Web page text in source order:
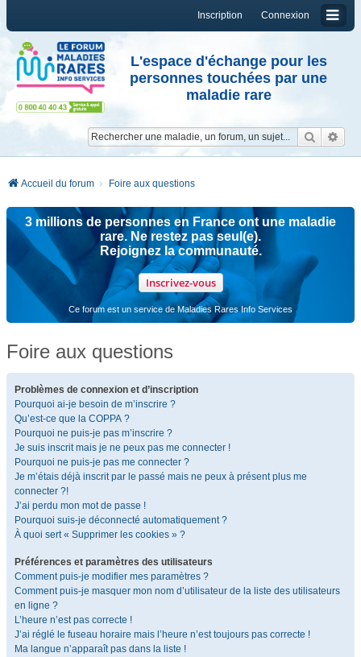
Connexion
Inscription
L'espace d'échange pour les
personnes touchées par une
maladie rare
Accueil du forum Foire aux questions
3 millions de personnes en France ont une maladie
rare. Ne restez pas seul(e).
Rejoignez la communauté.
Inscrivez-vous
Ce forum est un service de Maladies Rares Info Services
Foire aux questions
Problèmes de connexion et d’inscription
Pourquoi ai-je besoin de m’inscrire ?
Qu’est-ce que la COPPA ?
Pourquoi ne puis-je pas m’inscrire ?
Je suis inscrit mais je ne peux pas me connecter !
Pourquoi ne puis-je pas me connecter ?
Je m’étais déjà inscrit par le passé mais ne peux à présent plus me
connecter ?!
J’ai perdu mon mot de passe !
Pourquoi suis-je déconnecté automatiquement ?
À quoi sert « Supprimer les cookies » ?
Préférences et paramètres des utilisateurs
Comment puis-je modifier mes paramètres ?
Comment puis-je masquer mon nom d’utilisateur de la liste des utilisateurs
en ligne ?
L’heure n’est pas correcte !
J’ai réglé le fuseau horaire mais l’heure n’est toujours pas correcte !
Ma langue n’apparaît pas dans la liste !